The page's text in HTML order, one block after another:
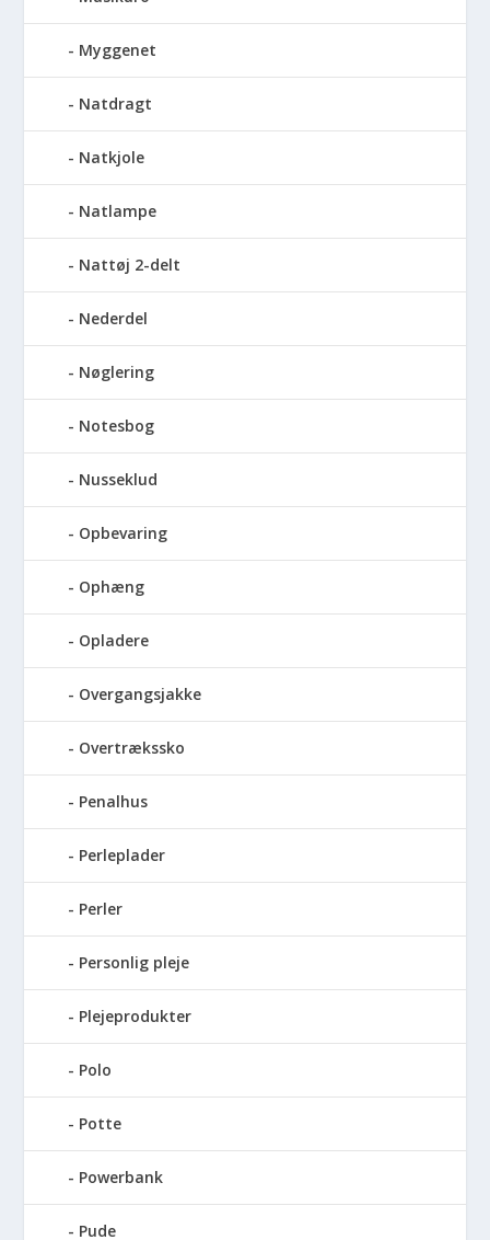
Myggenet
Natdragt
Natkjole
Natlampe
Nattøj 2-delt
Nederdel
Nøglering
Notesbog
Nusseklud
Opbevaring
Ophæng
Opladere
Overgangsjakke
Overtrækssko
Penalhus
Perleplader
Perler
Personlig pleje
Plejeprodukter
Polo
Potte
Powerbank
Pude